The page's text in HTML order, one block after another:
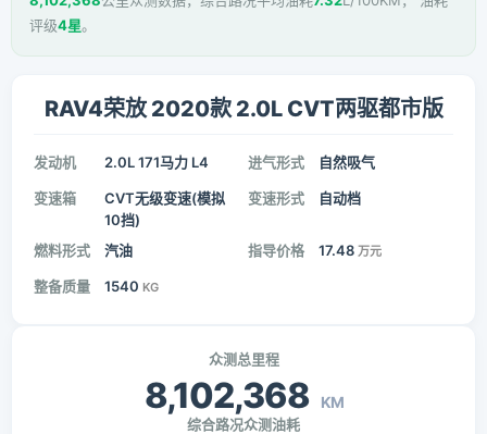
评级4星。
RAV4荣放 2020款 2.0L CVT两驱都市版
发动机 2.0L 171马力 L4 进气形式 自然吸气
变速箱
CVT无级变速(模拟
10挡)
变速形式 自动档
燃料形式 汽油 指导价格 17.48 万元
整备质量 1540 KG
众测总里程
8,102,368 KM
综合路况众测油耗